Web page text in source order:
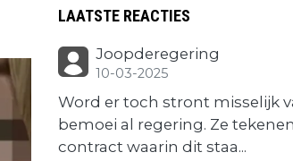
LAATSTE REACTIES
Joopderegering
10-03-2025
Word er toch stront misselijk
bemoei al regering. Ze
contract waarin dit staa...